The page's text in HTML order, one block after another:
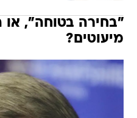
"בחירה בטוחה", או
מיעוטים?